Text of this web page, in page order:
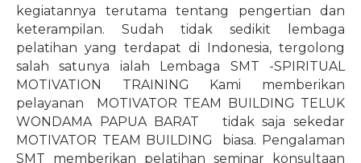
kegiatannya terutama tentang pengertian dan
keterampilan. Sudah tidak sedikit lembaga
pelatihan yang terdapat di Indonesia, tergolong
salah satunya ialah Lembaga SMT -SPIRITUAL
MOTIVATION TRAINING Kami memberikan
pelayanan
MOTIVATOR TEAM BUILDING TELUK
WONDAMA PAPUA BARAT tidak saja sekedar
MOTIVATOR TEAM BUILDING
biasa. Pengalaman
SMT memberikan pelatihan seminar konsultaan